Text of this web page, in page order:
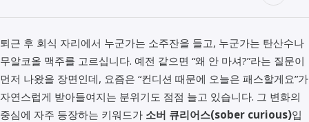
퇴근 후 회식 자리에서 누군가는 소주잔을 들고, 누군가는 탄산수나
무알코올 맥주를 고르십니다. 예전 같으면 “왜 안 마셔?”라는 질문이
먼저 나왔을 장면인데, 요즘은 “컨디션 때문에 오늘은 패스할게요”가
자연스럽게 받아들여지는 분위기도 점점 늘고 있습니다. 그 변화의
중심에 자주 등장하는 키워드가 소버 큐리어스(sober curious)입